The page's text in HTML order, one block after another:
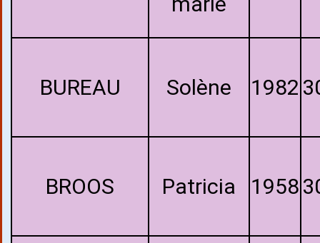
BUREAU Solène 1982
BROOS Patricia 1958